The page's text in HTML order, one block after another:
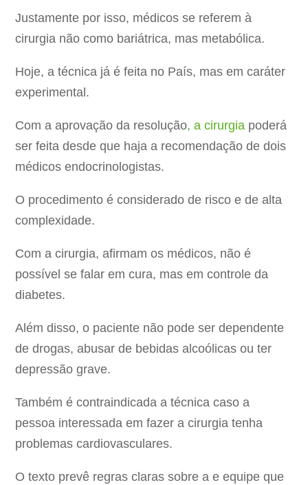
Justamente por isso, médicos se referem à
cirurgia não como bariátrica, mas metabólica.
Hoje, a técnica já é feita no País, mas em caráter
experimental.
Com a aprovação da resolução, a cirurgia poderá
ser feita desde que haja a recomendação de dois
médicos endocrinologistas.
O procedimento é considerado de risco e de alta
complexidade.
Com a cirurgia, afirmam os médicos, não é
possível se falar em cura, mas em controle da
diabetes.
Além disso, o paciente não pode ser dependente
de drogas, abusar de bebidas alcoólicas ou ter
depressão grave.
Também é contraindicada a técnica caso a
pessoa interessada em fazer a cirurgia tenha
problemas cardiovasculares.
O texto prevê regras claras sobre a e equipe que